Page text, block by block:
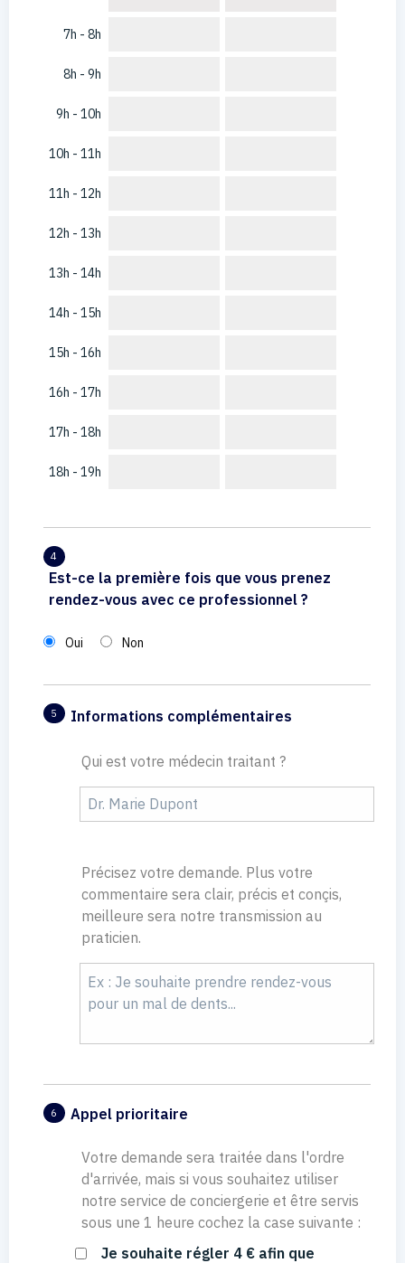
7h - 8h
8h - 9h
9h - 10h
10h - 11h
11h - 12h
12h - 13h
13h - 14h
14h - 15h
15h - 16h
16h - 17h
17h - 18h
18h - 19h
4
Est-ce la première fois que vous prenez
rendez-vous avec ce professionnel ?
Oui Non
5 Informations complémentaires
Qui est votre médecin traitant ?
Précisez votre demande. Plus votre
commentaire sera clair, précis et conçis,
meilleure sera notre transmission au
praticien.
6 Appel prioritaire
Votre demande sera traitée dans l'ordre
d'arrivée, mais si vous souhaitez utiliser
notre service de conciergerie et être servis
sous une 1 heure cochez la case suivante :
Je souhaite régler 4 € afin que